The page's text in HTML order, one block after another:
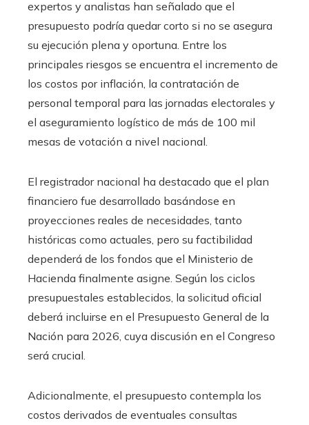
expertos y analistas han señalado que el
presupuesto podría quedar corto si no se asegura
su ejecución plena y oportuna. Entre los
principales riesgos se encuentra el incremento de
los costos por inflación, la contratación de
personal temporal para las jornadas electorales y
el aseguramiento logístico de más de 100 mil
mesas de votación a nivel nacional.
El registrador nacional ha destacado que el plan
financiero fue desarrollado basándose en
proyecciones reales de necesidades, tanto
históricas como actuales, pero su factibilidad
dependerá de los fondos que el Ministerio de
Hacienda finalmente asigne. Según los ciclos
presupuestales establecidos, la solicitud oficial
deberá incluirse en el Presupuesto General de la
Nación para 2026, cuya discusión en el Congreso
será crucial.
Adicionalmente, el presupuesto contempla los
costos derivados de eventuales consultas